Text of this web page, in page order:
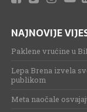
NAJNOVIJE
Paklene vrućine u
Lepa Brena izvela
publikom
Meta naočale